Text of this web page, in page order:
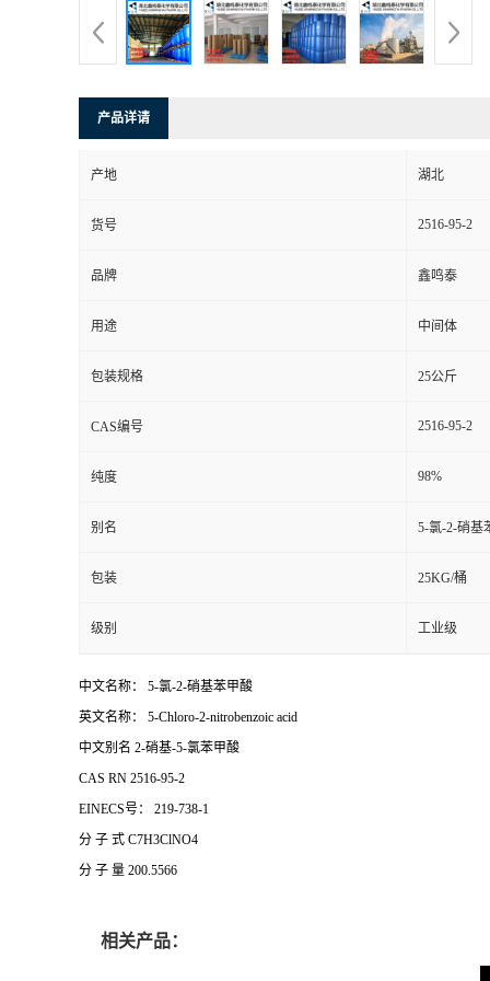
产品详请
产地 湖北
货号 2516-95-2
品牌 鑫鸣泰
用途 中间体
包装规格 25公斤
CAS编号 2516-95-2
纯度 98%
别名 5-氯-2-硝基
包装 25KG/桶
级别 工业级
中文名称： 5-氯-2-硝基苯甲酸
英文名称： 5-Chloro-2-nitrobenzoic acid
中文别名 2-硝基-5-氯苯甲酸
CAS RN 2516-95-2
EINECS号： 219-738-1
分 子 式 C7H3ClNO4
分 子 量 200.5566
相关产品：